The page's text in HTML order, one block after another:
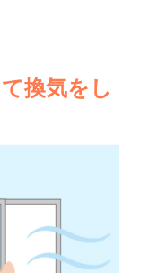
換気をし